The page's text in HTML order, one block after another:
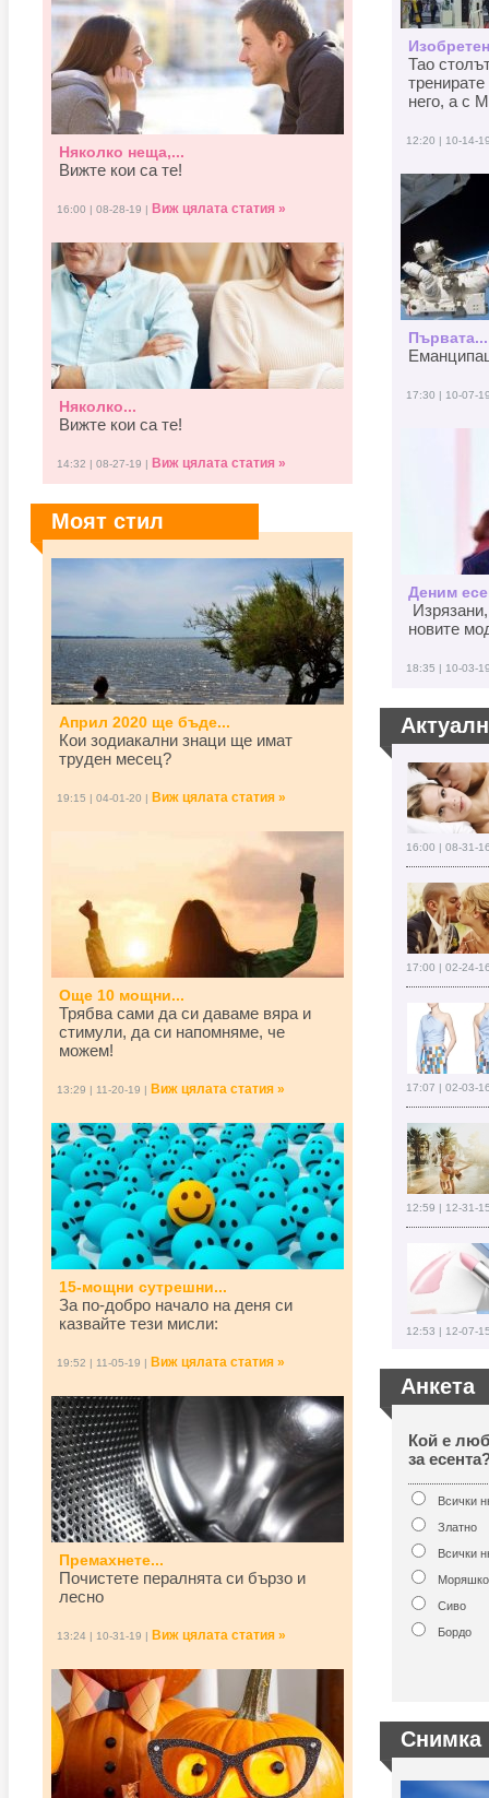
Няколко неща,...
Вижте кои са те!
16:00 | 08-28-19 | Виж цялата статия »
Няколко...
Вижте кои са те!
14:32 | 08-27-19 | Виж цялата статия »
Моят стил
Април 2020 ще бъде...
Кои зодиакални знаци ще имат
труден месец?
19:15 | 04-01-20 | Виж цялата статия »
Още 10 мощни...
Трябва сами да си даваме вяра и
стимули, да си напомняме, че
можем!
13:29 | 11-20-19 | Виж цялата статия »
15-мощни сутрешни...
За по-добро начало на деня си
казвайте тези мисли:
19:52 | 11-05-19 | Виж цялата статия »
Премахнете...
Почистете пералнята си бързо и
лесно
13:24 | 10-31-19 | Виж цялата статия »
Тао
него, а с
12:20 | 10-14-
Първата...
17:30 | 10-07-
Деним
новите
18:35 | 10-03-
16:00 | 08-31-
17:00 | 02-24-
17:07 | 02-03-
12:59 | 12-31-
12:53 | 12-07-
Анкета
Кой е
за
Всички
Златно
Всички
Сиво
Бордо
Снимка